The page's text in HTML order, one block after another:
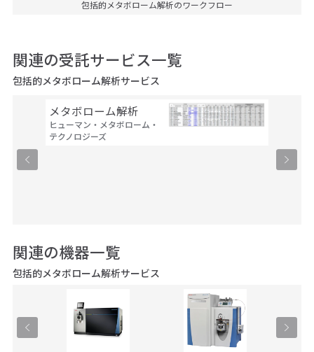
包括的メタボローム解析のワークフロー
関連の受託サービス一覧
包括的メタボローム解析サービス
メタボローム解析
ヒューマン・メタボローム・
テクノロジーズ
析）
ヒュー
関連の機器一覧
包括的メタボローム解析サービス